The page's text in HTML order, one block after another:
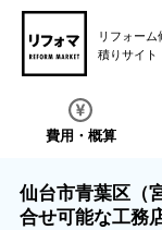
リフォーム
積りサイト
費用・概算
仙台市青葉区（
合せ可能な工務